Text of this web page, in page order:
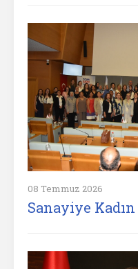
08 Temmuz 2026
Sanayiye Kadın